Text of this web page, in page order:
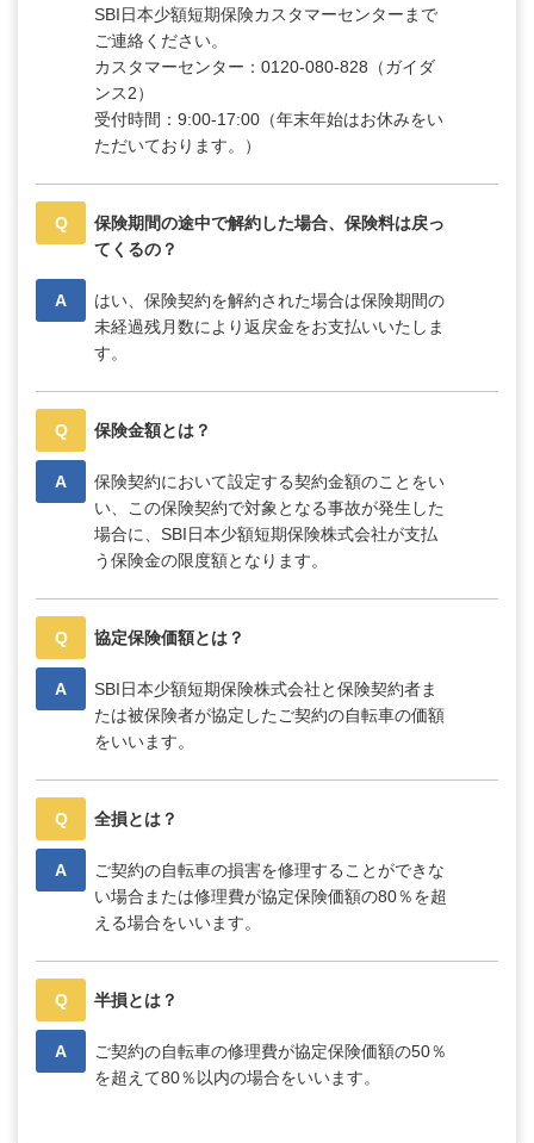
SBI日本少額短期保険カスタマーセンターまで
ご連絡ください。
カスタマーセンター：0120-080-828（ガイダ
ンス2）
受付時間：9:00-17:00（年末年始はお休みをい
ただいております。）
Q
保険期間の途中で解約した場合、保険料は戻っ
てくるの？
A
はい、保険契約を解約された場合は保険期間の
未経過残月数により返戻金をお支払いいたしま
す。
Q 保険金額とは？
A
保険契約において設定する契約金額のことをい
い、この保険契約で対象となる事故が発生した
場合に、SBI日本少額短期保険株式会社が支払
う保険金の限度額となります。
Q 協定保険価額とは？
A
SBI日本少額短期保険株式会社と保険契約者ま
たは被保険者が協定したご契約の自転車の価額
をいいます。
Q 全損とは？
A
ご契約の自転車の損害を修理することができな
い場合または修理費が協定保険価額の80％を超
える場合をいいます。
Q 半損とは？
A
ご契約の自転車の修理費が協定保険価額の50％
を超えて80％以内の場合をいいます。